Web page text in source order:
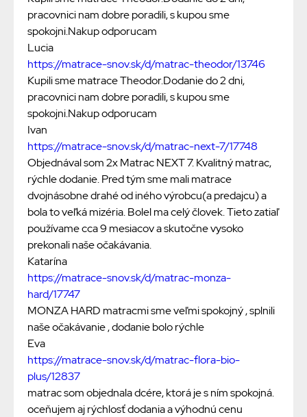
pracovnici nam dobre poradili, s kupou sme
spokojni.Nakup odporucam
Lucia
https://matrace-snov.sk/d/matrac-theodor/13746
Kupili sme matrace Theodor.Dodanie do 2 dni,
pracovnici nam dobre poradili, s kupou sme
spokojni.Nakup odporucam
Ivan
https://matrace-snov.sk/d/matrac-next-7/17748
Objednával som 2x Matrac NEXT 7. Kvalitný matrac,
rýchle dodanie. Pred tým sme mali matrace
dvojnásobne drahé od iného výrobcu(a predajcu) a
bola to veľká mizéria. Bolel ma celý človek. Tieto zatiaľ
používame cca 9 mesiacov a skutočne vysoko
prekonali naše očakávania.
Katarína
https://matrace-snov.sk/d/matrac-monza-
hard/17747
MONZA HARD matracmi sme veľmi spokojný , splnili
naše očakávanie , dodanie bolo rýchle
Eva
https://matrace-snov.sk/d/matrac-flora-bio-
plus/12837
matrac som objednala dcére, ktorá je s ním spokojná.
oceňujem aj rýchlosť dodania a výhodnú cenu